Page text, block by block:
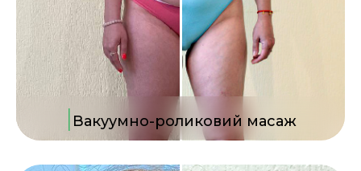
| Вакуумно-роликовий масаж